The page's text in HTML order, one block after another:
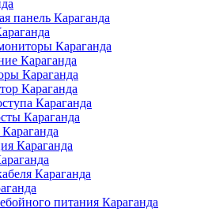
панель Караганда
Караганда
Караганда
Караганда
Караганда
Караганда
Караганда
Караганда
Караганда
питания Караганда